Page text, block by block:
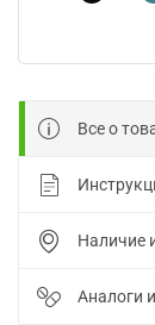
Все о
Наличие
Аналоги